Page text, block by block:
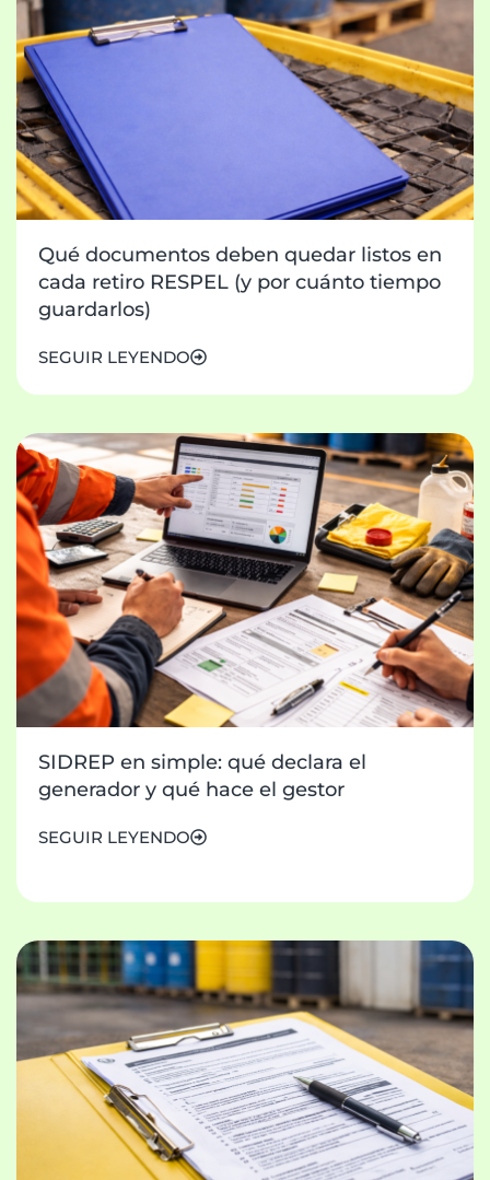
Qué documentos deben quedar listos en
cada retiro RESPEL (y por cuánto tiempo
guardarlos)
SEGUIR LEYENDO
SIDREP en simple: qué declara el
generador y qué hace el gestor
SEGUIR LEYENDO